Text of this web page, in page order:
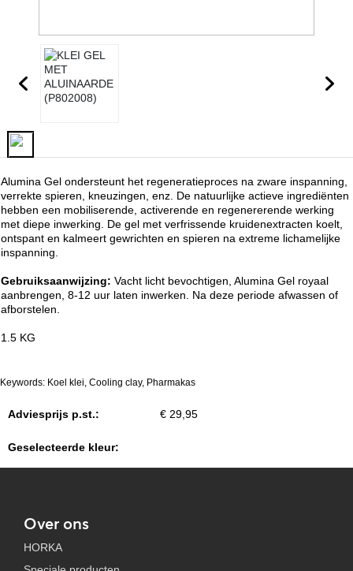
Alumina Gel ondersteunt het regeneratieproces na zware inspanning,
verrekte spieren, kneuzingen, enz. De natuurlijke actieve ingrediënten
hebben een mobiliserende, activerende en regenererende werking
met diepe inwerking. De gel met verfrissende kruidenextracten koelt,
ontspant en kalmeert gewrichten en spieren na extreme lichamelijke
inspanning.
Gebruiksaanwijzing: Vacht licht bevochtigen, Alumina Gel royaal
aanbrengen, 8-12 uur laten inwerken. Na deze periode afwassen of
afborstelen.
1.5 KG
Keywords: Koel klei, Cooling clay, Pharmakas
Adviesprijs p.st.: € 29,95
Geselecteerde kleur:
Over ons
HORKA